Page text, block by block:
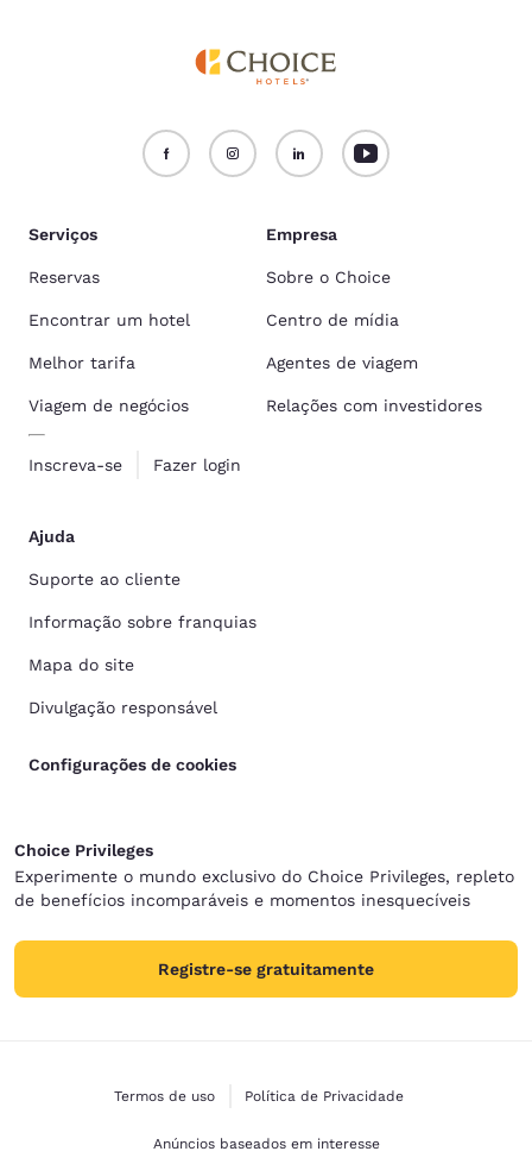
Serviços
Reservas
Encontrar um hotel
Melhor tarifa
Viagem de negócios
Inscreva-se Fazer login
Empresa
Sobre o Choice
Centro de mídia
Agentes de viagem
Relações com investidores
Ajuda
Suporte ao cliente
Informação sobre franquias
Mapa do site
Divulgação responsável
Configurações de cookies
Choice Privileges
Experimente o mundo exclusivo do Choice Privileges, repleto
de benefícios incomparáveis e momentos inesquecíveis
Registre-se gratuitamente
Termos de uso Política de Privacidade
Anúncios baseados em interesse